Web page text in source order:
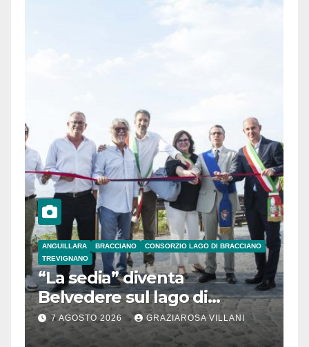
ANGUILLARA BRACCIANO
CONSORZIO LAGO DI BRACCIANO
TREVIGNANO
“La sedia” diventa
Belvedere sul lago di
Bracciano: ieri
l’inaugurazione
7 AGOSTO 2026 GRAZIAROSA VILLANI